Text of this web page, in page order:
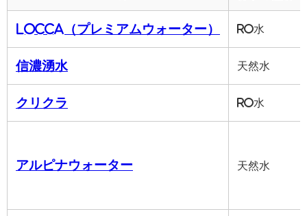
Locca（プレミアムウォーター） RO水
信濃湧水 天然水
クリクラ RO水
アルピナウォーター 天然水